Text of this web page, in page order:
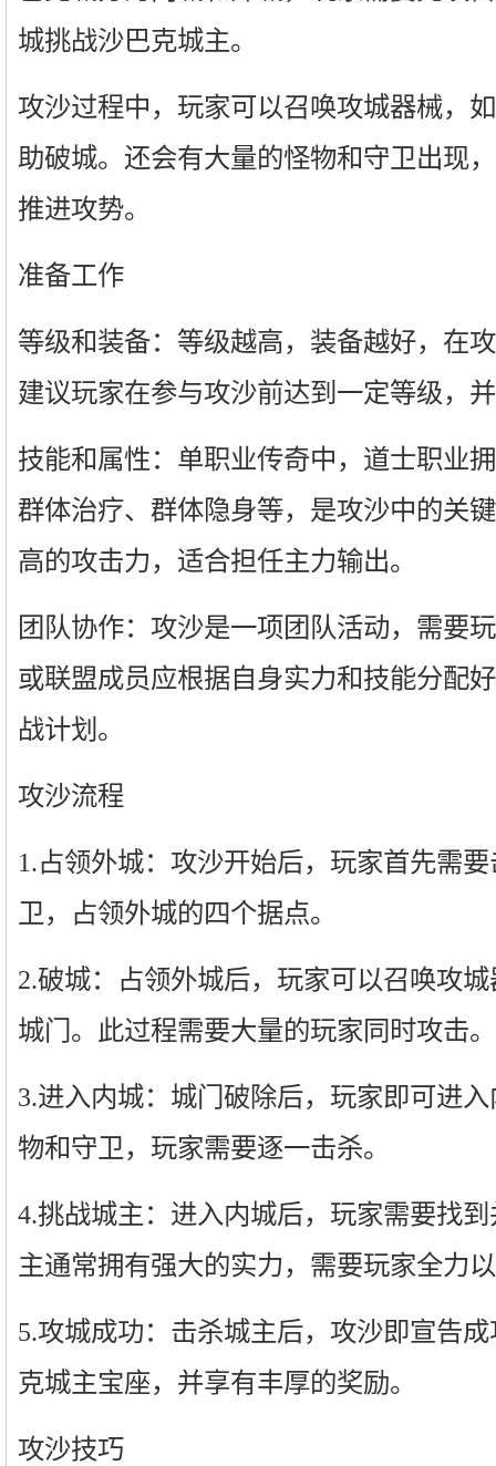
城挑战沙巴克城主。
攻沙过程中，玩家可以召唤攻城器械，
助破城。还会有大量的怪物和守卫出现
推进攻势。
准备工作
等级和装备：等级越高，装备越好，在
建议玩家在参与攻沙前达到一定等级，
技能和属性：单职业传奇中，道士职业
群体治疗、群体隐身等，是攻沙中的关
高的攻击力，适合担任主力输出。
团队协作：攻沙是一项团队活动，需要
或联盟成员应根据自身实力和技能分配
战计划。
攻沙流程
1.占领外城：攻沙开始后，玩家首先需
卫，占领外城的四个据点。
2.破城：占领外城后，玩家可以召唤攻
城门。此过程需要大量的玩家同时攻击。
3.进入内城：城门破除后，玩家即可进
物和守卫，玩家需要逐一击杀。
4.挑战城主：进入内城后，玩家需要找
主通常拥有强大的实力，需要玩家全力
5.攻城成功：击杀城主后，攻沙即宣告
克城主宝座，并享有丰厚的奖励。
攻沙技巧